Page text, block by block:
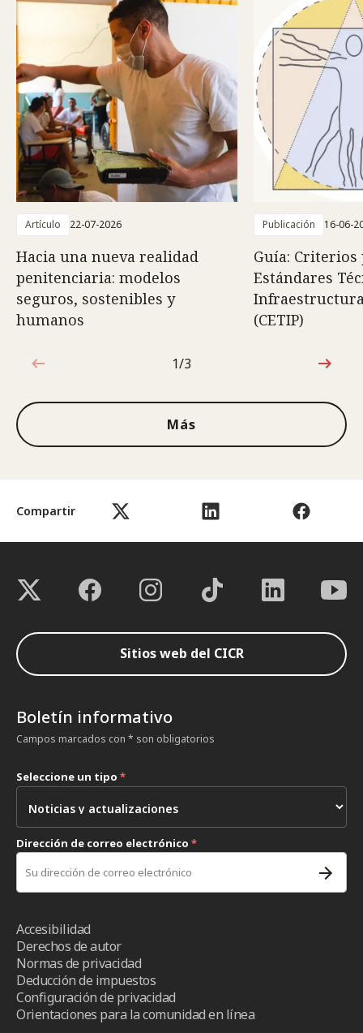
Compartir
Artículo 22-07-2026
Hacia una nueva realidad
penitenciaria: modelos
seguros, sostenibles y
humanos
Publicación 16-06-
Guía: Criterios
Estándares
(CETIP)
1de3
1/3
Más
Sitios web del CICR
Boletín informativo
Campos marcados con * son obligatorios
Seleccione un tipo *
Dirección de correo electrónico *
Accesibilidad
Derechos de autor
Normas de privacidad
Deducción de impuestos
Configuración de privacidad
Orientaciones para la comunidad en línea